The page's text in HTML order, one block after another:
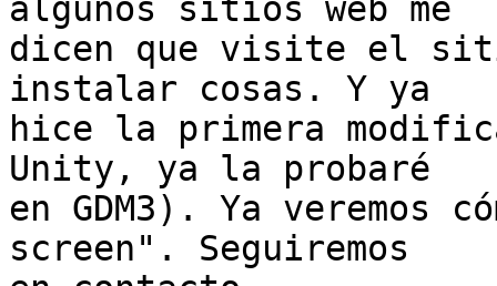
algunos sitios web me
dicen que visite el
instalar cosas. Y ya
hice la primera
Unity, ya la probaré
en GDM3). Ya veremos
screen". Seguiremos